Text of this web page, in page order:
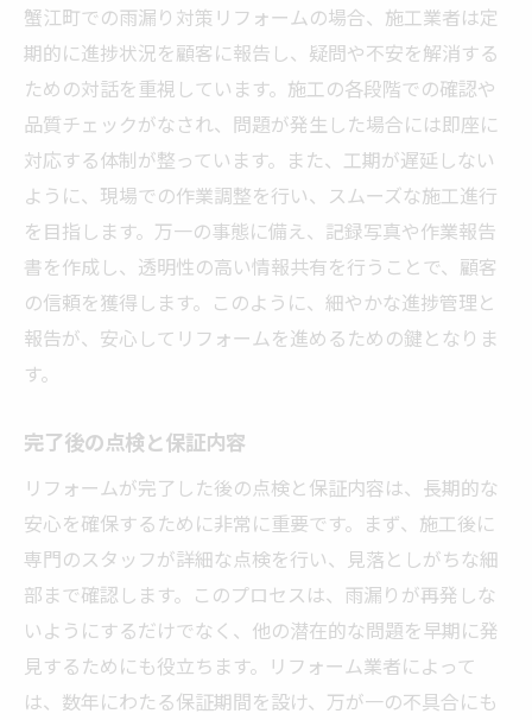
蟹江町での雨漏り対策リフォームの場合、施工業者は定
期的に進捗状況を顧客に報告し、疑問や不安を解消する
ための対話を重視しています。施工の各段階での確認や
品質チェックがなされ、問題が発生した場合には即座に
対応する体制が整っています。また、工期が遅延しない
ように、現場での作業調整を行い、スムーズな施工進行
を目指します。万一の事態に備え、記録写真や作業報告
書を作成し、透明性の高い情報共有を行うことで、顧客
の信頼を獲得します。このように、細やかな進捗管理と
報告が、安心してリフォームを進めるための鍵となりま
す。
完了後の点検と保証内容
リフォームが完了した後の点検と保証内容は、長期的な
安心を確保するために非常に重要です。まず、施工後に
専門のスタッフが詳細な点検を行い、見落としがちな細
部まで確認します。このプロセスは、雨漏りが再発しな
いようにするだけでなく、他の潜在的な問題を早期に発
見するためにも役立ちます。リフォーム業者によって
は、数年にわたる保証期間を設け、万が一の不具合にも